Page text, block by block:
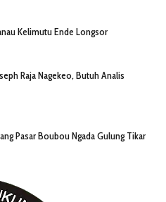
Kelimutu Ende Longsor
Raja Nagekeo, Butuh Analis
Pasar Boubou Ngada Gulung Tikar